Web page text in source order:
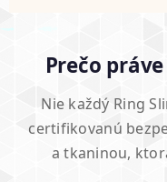
Prečo
Nie každý Ring
certifikovanú
a tkaninou,